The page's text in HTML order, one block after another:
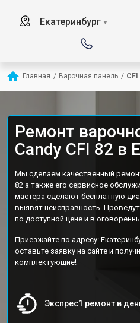
Екатеринбург ▼
Главная / Варочная панель / CFI
Ремонт
Candy CFI 82 в
Мы сделаем качественный
82 а также его сервисное
мастера сделают бесплатную
выявят неисправность.
по доступной цене и в
Приезжайте по адресу:
оставьте заявку на сайте и
комплектующие!
Экспрес1 ремонт в